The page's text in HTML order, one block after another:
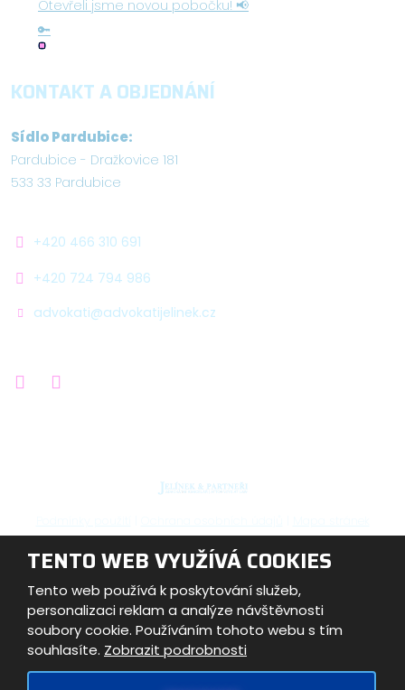
Otevřeli jsme novou pobočku! 📢
🔑
KONTAKT A OBJEDNÁNÍ
Sídlo Pardubice:
Pardubice - Dražkovice 181
533 33 Pardubice
+420 466 310 691
+420 724 794 986
advokati@advokatijelinek.cz
© Advokátní kancelář JELÍNEK & Partneři s.r.o. 2026,
Tento web je chráněn pomocí Google ReCAPTCHA a platí
TENTO WEB VYUŽÍVÁ COOKIES
Tento web používá k poskytování služeb,
personalizaci reklam a analýze návštěvnosti
soubory cookie. Používáním tohoto webu s tím
souhlasíte. Zobrazit podrobnosti